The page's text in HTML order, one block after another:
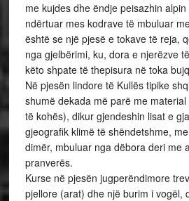
me kujdes dhe ëndje peisazhin
ndërtuar mes kodrave të mbuluar
është se një pjesë e tokave të reja,
nga gjelbërimi, ku, dora e njerëzve
këto shpate të thepisura në toka
Në pjesën lindore të Kullës tipike
shumë dekada më parë me
të kohës), dikur gjendeshin lisat e
gjeografik klimë të shëndetshme,
dimër, mbuluar nga dëbora deri me
pranverës.
Kurse në pjesën jugperëndimore
pjellore (arat) dhe një burim i vogël,